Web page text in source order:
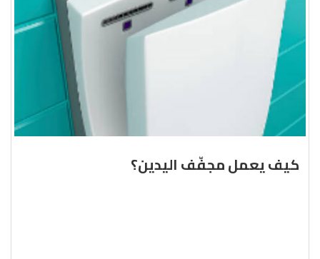
كيف يعمل مجفّف اليدين؟